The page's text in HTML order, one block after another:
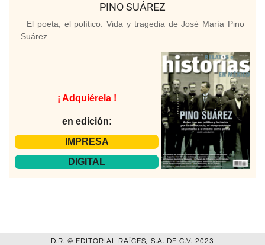
PINO SUÁREZ
El poeta, el político. Vida y tragedia de José María Pino
Suárez.
¡ Adquiérela !
en edición:
IMPRESA
DIGITAL
D.R. © EDITORIAL RAÍCES, S.A. DE C.V. 2023